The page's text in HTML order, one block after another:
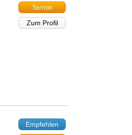
Termin
Zum Profil
Empfehlen